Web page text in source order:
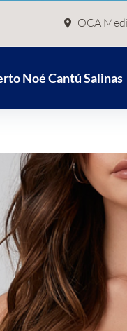
OCA
Noé Cantú Salinas